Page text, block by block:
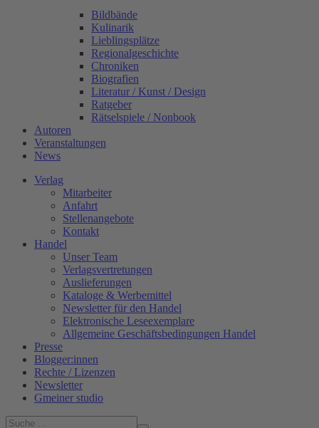
Bildbände
Kulinarik
Lieblingsplätze
Regionalgeschichte
Chroniken
Biografien
Literatur / Kunst / Design
Ratgeber
Rätselspiele / Nonbook
Autoren
Veranstaltungen
News
Verlag
Mitarbeiter
Anfahrt
Stellenangebote
Kontakt
Handel
Unser Team
Verlagsvertretungen
Auslieferungen
Kataloge & Werbemittel
Newsletter für den Handel
Elektronische Leseexemplare
Allgemeine Geschäftsbedingungen Handel
Presse
Blogger:innen
Rechte / Lizenzen
Newsletter
Gmeiner studio